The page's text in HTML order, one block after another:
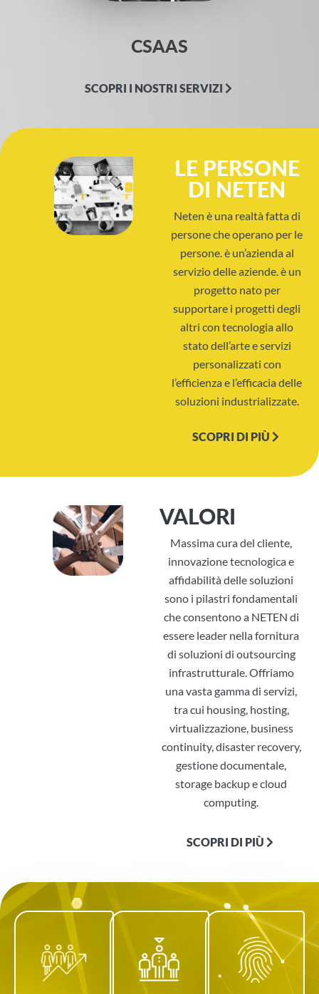
CSAAS
SCOPRI I NOSTRI SERVIZI
LE PERSONE
DI NETEN
Neten è una realtà fatta di
persone che operano per le
persone. è un’azienda al
servizio delle aziende. è un
progetto nato per
supportare i progetti degli
altri con tecnologia allo
stato dell’arte e servizi
personalizzati con
l’efficienza e l’efficacia delle
soluzioni industrializzate.
SCOPRI DI PIÙ
VALORI
Massima cura del cliente,
innovazione tecnologica e
affidabilità delle soluzioni
sono i pilastri fondamentali
che consentono a NETEN di
essere leader nella fornitura
di soluzioni di outsourcing
infrastrutturale. Offriamo
una vasta gamma di servizi,
tra cui housing, hosting,
virtualizzazione, business
continuity, disaster recovery,
gestione documentale,
storage backup e cloud
computing.
SCOPRI DI PIÙ